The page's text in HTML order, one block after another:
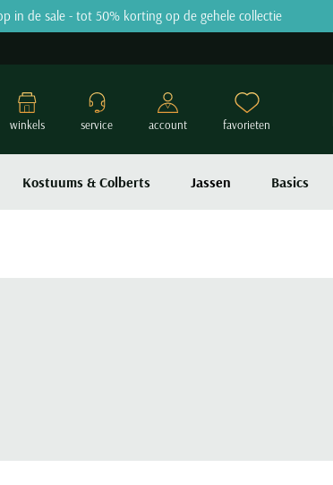
in de sale - tot 50% korting op de gehele collectie
Kostuums & Colberts Jassen Basics
winkels service account favorieten